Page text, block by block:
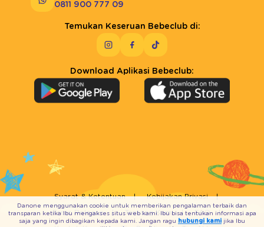
0811 900 777 09
Temukan Keseruan Bebeclub di:
Download Aplikasi Bebeclub:
Syarat & Ketentuan Kebijakan Privasi
Press Release Tentang Kami FAQ
Danone menggunakan cookie untuk memberikan pengalaman terbaik dan
transparan ketika Ibu mengakses situs web kami. Ibu bisa tentukan informasi apa
saja yang ingin dibagikan kepada kami. Jangan ragu hubungi kami jika Ibu